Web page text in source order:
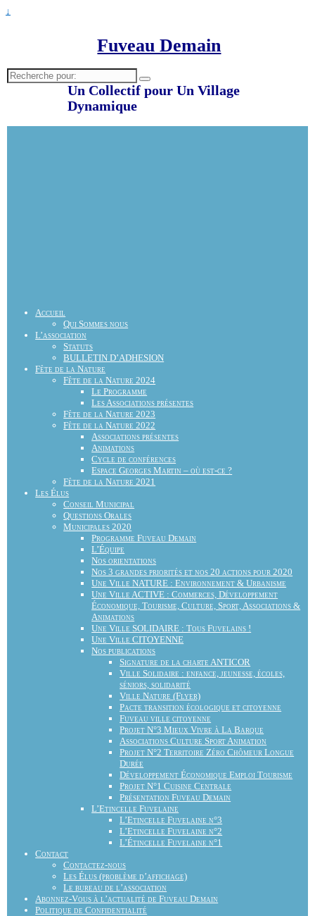
↓
Fuveau Demain
Recherche
pour:
Un Collectif pour Un Village
Dynamique
Accueil
Qui Sommes nous
L’association
Statuts
BULLETIN D’ADHESION
Fête de la Nature
Fête de la Nature 2024
Le Programme
Les Associations présentes
Fête de la Nature 2023
Fête de la Nature 2022
Associations présentes
Animations
Cycle de conférences
Espace Georges Martin – où est-ce ?
Fête de la Nature 2021
Les Élus
Conseil Municipal
Questions Orales
Municipales 2020
Programme Fuveau Demain
L’Équipe
Nos orientations
Nos 3 grandes priorités et nos 20 actions pour 2020
Une Ville NATURE : Environnement & Urbanisme
Une Ville ACTIVE : Commerces, Développement
Économique, Tourisme, Culture, Sport, Associations &
Animations
Une Ville SOLIDAIRE : Tous Fuvelains !
Une Ville CITOYENNE
Nos publications
Signature de la charte ANTICOR
Ville Solidaire : enfance, jeunesse, écoles,
séniors, solidarité
Ville Nature (Flyer)
Pacte transition écologique et citoyenne
Fuveau ville citoyenne
Projet N°3 Mieux Vivre à La Barque
Associations Culture Sport Animation
Projet N°2 Territoire Zéro Chômeur Longue
Durée
Développement Économique Emploi Tourisme
Projet N°1 Cuisine Centrale
Présentation Fuveau Demain
L’Etincelle Fuvelaine
L’Etincelle Fuvelaine n°3
L’Etincelle Fuvelaine n°2
L’Étincelle Fuvelaine n°1
Contact
Contactez-nous
Les Élus (problème d’affichage)
Le bureau de l’association
Abonnez-Vous à l’actualité de Fuveau Demain
Politique de Confidentialité